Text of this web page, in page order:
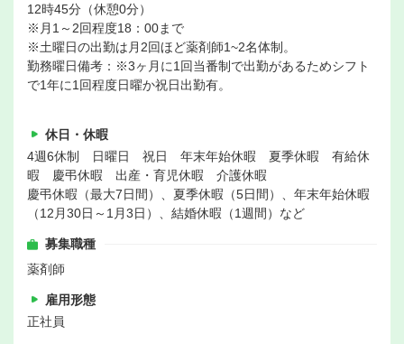
12時45分（休憩0分）
※月1～2回程度18：00まで
※土曜日の出勤は月2回ほど薬剤師1~2名体制。
勤務曜日備考：※3ヶ月に1回当番制で出勤があるためシフト
で1年に1回程度日曜か祝日出勤有。
休日・休暇
4週6休制 日曜日 祝日 年末年始休暇 夏季休暇 有給休
暇 慶弔休暇 出産・育児休暇 介護休暇
慶弔休暇（最大7日間）、夏季休暇（5日間）、年末年始休暇
（12月30日～1月3日）、結婚休暇（1週間）など
募集職種
薬剤師
雇用形態
正社員